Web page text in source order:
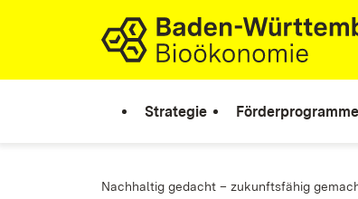
Zum Inhalt springen
Link zur Startseite
Strategie Förderprogramme
Nachhaltig gedacht – zukunftsfähig